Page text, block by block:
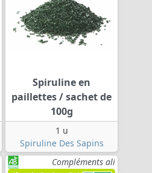
Spiruline en
paillettes / sachet de
100g
1 u
Spiruline Des Sapins
Compléments ali